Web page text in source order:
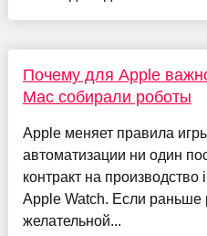
Почему для Apple
Mac собирали роботы
Apple меняет правила
автоматизации ни один
контракт на
Apple Watch. Если раньше
желательной...